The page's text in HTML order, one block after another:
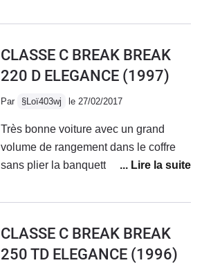
bien. " embrayage a laché. je travail en
donc il foudrait acheter une voiture
pour me depanner..conclusion au coté
propriétaire on fait l"affaire.aprés les
papiers reglés (assurance et carte
grise) je prend direct l"autoroute e là
trop content avec .je vais vendre la
CLASSE C BREAK BREAK
220 D ELEGANCE (1997)
Par §Loï403wj le 27/02/2017
Très bonne voiture avec un grand
volume de rangement dans le coffre
sans plier la banquette. Consomme un
fini. Avec des options de l'époque
rétroviseur réglable électriquement ).
Les sièges avant avec les réglages en
CLASSE C BREAK BREAK
250 TD ELEGANCE (1996)